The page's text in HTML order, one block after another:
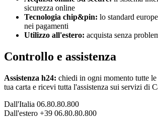
sicurezza online
Tecnologia chip&pin: lo standard
nei pagamenti
Utilizzo all'estero: acquista senza
Controllo e assistenza
Assistenza h24: chiedi in ogni momento tutte
tua carta e ricevi tutta l'assistenza sui servizi di
Dall'Italia 06.80.80.800
Dall'estero +39 06.80.80.800